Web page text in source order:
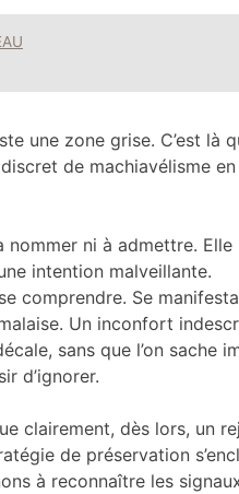
une zone grise. C’est là
de machiavélisme
ni à admettre. Elle
intention malveillante.
comprendre. Se
Un inconfort
sans que l’on sache
d’ignorer.
clairement, dès lors, un
de préservation
à reconnaître les